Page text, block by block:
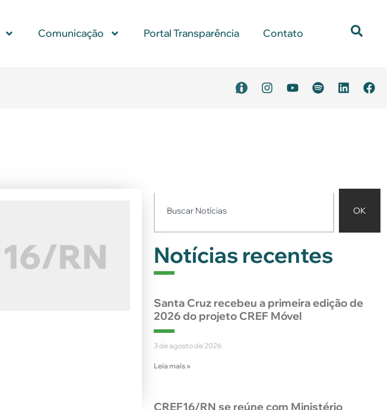
Comunicação Portal Transparência Contato
OK
Notícias recentes
Santa Cruz recebeu a primeira edição de
2026 do projeto CREF Móvel
3 de agosto de 2026
Leia mais »
CREF16/RN se reúne com Ministério